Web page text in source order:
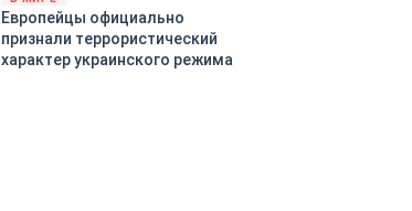
Европейцы официально
признали террористический
характер украинского режима